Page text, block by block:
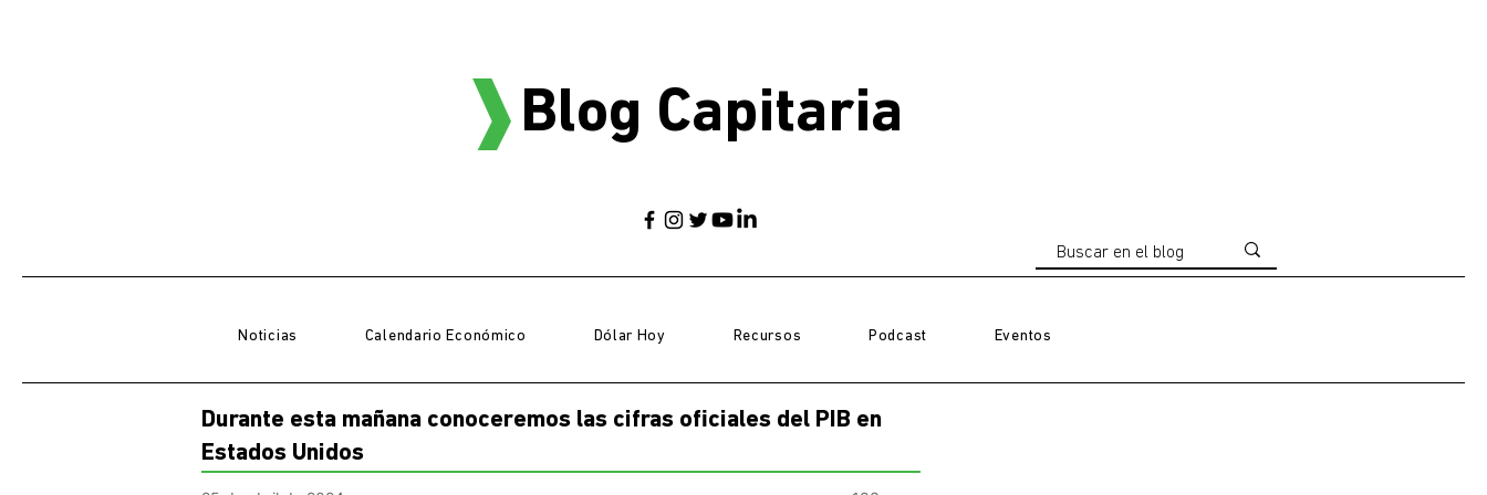
Blog Capitaria
Noticias Calendario Económico Dólar Hoy Recursos Podcast Eventos
Durante esta mañana conoceremos las cifras oficiales del PIB en
Estados Unidos